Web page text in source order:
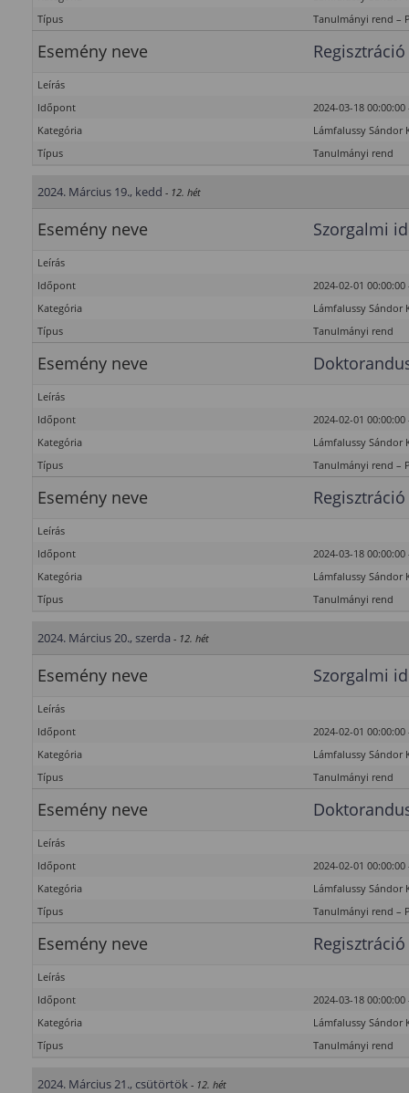
Típus
Tanulmányi rend –
Esemény neve
Leírás
Időpont
2024-03-18
Kategória
Lámfalussy Sándor
Típus
Tanulmányi rend
2024. Március 19., kedd - 12. hét
Esemény neve Szorgalmi
Leírás
Időpont
2024-02-01
Kategória
Lámfalussy Sándor
Típus
Tanulmányi rend
Esemény neve
Leírás
Időpont
2024-02-01
Kategória
Lámfalussy Sándor
Típus
Tanulmányi rend –
Esemény neve
Leírás
Időpont
2024-03-18
Kategória
Lámfalussy Sándor
Típus
Tanulmányi rend
2024. Március 20., szerda - 12. hét
Esemény neve Szorgalmi
Leírás
Időpont
2024-02-01
Kategória
Lámfalussy Sándor
Típus
Tanulmányi rend
Esemény neve
Leírás
Időpont
2024-02-01
Kategória
Lámfalussy Sándor
Típus
Tanulmányi rend –
Esemény neve
Leírás
Időpont
2024-03-18
Kategória
Lámfalussy Sándor
Típus
Tanulmányi rend
2024. Március 21., csütörtök - 12. hét